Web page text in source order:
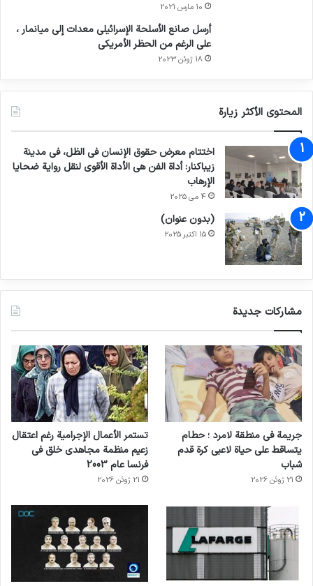
10 مارس 2021
أرسل صانع الأسلحة الإسرائيلي معدات إلى ميانمار ،
على الرغم من الحظر الأمريكي
18 ژوئن 2023
المحتوى الأكثر زيارة
اختتام معرض حقوق الإنسان في الظل، في مدينة
زيباكنار: أداة الفن هي الأداة الأقوى لنقل رواية ضحايا
الإرهاب
4 می 2025
(بدون عنوان)
15 اکتبر 2025
مشاركات جديدة
جريمة في منطقة لامرد ؛ حطام
يتساقط على حياة لاعبي كرة قدم
شباب
21 ژوئن 2026
تستمر الأعمال الإجرامية رغم اعتقال
زعيم منظمة مجاهدي خلق في
فرنسا عام 2003
21 ژوئن 2026